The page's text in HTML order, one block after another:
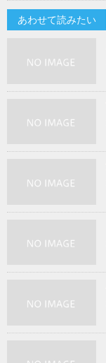
あわせて読みたい